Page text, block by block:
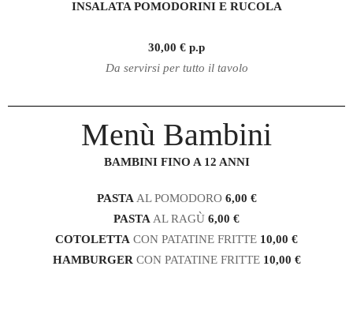
INSALATA POMODORINI E RUCOLA
30,00 € p.p
Da servirsi per tutto il tavolo
Menù Bambini
BAMBINI FINO A 12 ANNI
PASTAAL POMODORO 6,00 €
PASTAAL RAGÙ 6,00 €
COTOLETTA CON PATATINE FRITTE 10,00 €
HAMBURGERCON PATATINE FRITTE 10,00 €